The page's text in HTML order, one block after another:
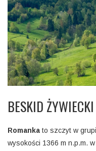
BESKID
Romanka to szczyt w
wysokości 1366 m n.p.m.